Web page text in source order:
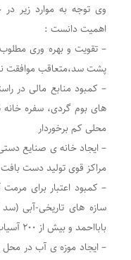
وی توجه به موارد زیر
اهمیت دانست :
– تقویت و بهره وری
پشت سد،متعاقب موافقت
– کمبود منابع مالی در
های بوم گردی، سفره
محلی کم برخوردار
– ایجاد خانه ی صنایع
مراکز قوی تولید دست
– کمبود اعتبار برای مرمت
سازه های تاریخی-آبی
بابااحمد و بیش از ۲۰۰ آسیاب تاریخی).
– ایجاد موزه ی آب در محل